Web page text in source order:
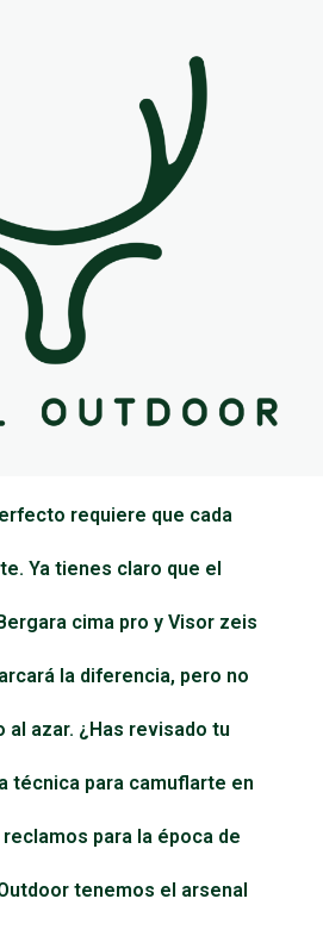
requiere que cada
Ya tienes claro que el
cima pro y Visor zeis
la diferencia, pero no
al azar. ¿Has revisado tu
técnica para camuflarte en
para la época de
tenemos el arsenal